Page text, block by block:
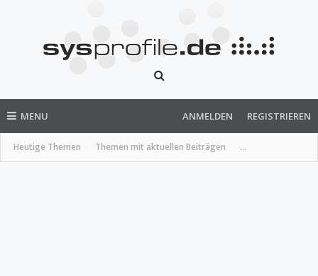
MENU
Heutige Themen Themen mit aktuellen Beiträgen ...
ANMELDEN REGISTRIEREN